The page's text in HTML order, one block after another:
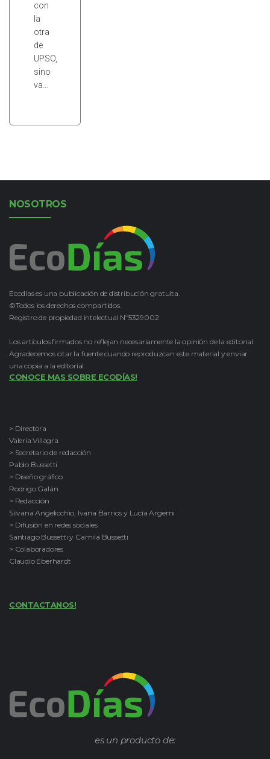
con
la
otra
de
UPSO,
sino
va…
NOSOTROS
Ecodías es una publicación de distribución gratuita.
©Todos los derechos compartidos.
Registro de propiedad intelectual Nº5329002
Los artículos firmados no reflejan necesariamente la opinión de la editorial.
Agradecemos citar la fuente cuando reproduzcan este material y enviar
una copia a la editorial.
CONOCE MAS SOBRE ECODÍAS!
> Directora
Valeria Villagra
> Secretario de redacción
Pablo Bussetti
> Diseño gráfico
Rodrigo Galán
> Redacción
Silvana Angelicchio, Ivana Barrios y Lucía Argemi
> Difusión en redes sociales
Santiago Bussetti y Camila Bussetti
> Colaboradores
Claudio Eberhardt
CONTACTANOS!
es un producto de: